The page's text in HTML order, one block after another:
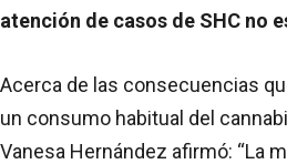
atención de casos de SHC no
Acerca de las consecuencias
un consumo habitual del
Vanesa Hernández afirmó: “La